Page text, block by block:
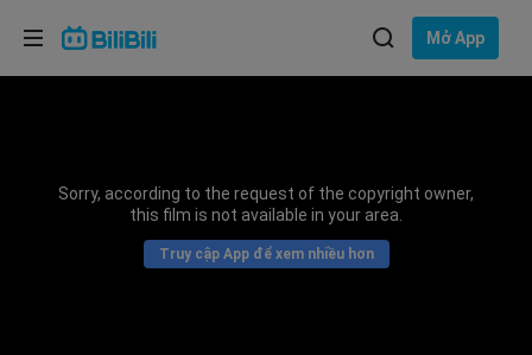
Mở App
Sorry, according to the request of the copyright owner,
this film is not available in your area.
Truy cập App để xem nhiều hơn
Lựa chọn ngôn ngữ
Bahasa Indonesia